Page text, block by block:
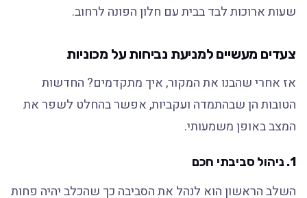
שעות ארוכות לבד בבית עם חלון הפונה לרחוב.
צעדים מעשיים למניעת נביחות על מכוניות
אז אחרי שהבנו את המקור, איך מתקדמים? החדשות
הטובות הן שבהתמדה ועקביות, אפשר בהחלט לשפר את
המצב באופן משמעותי.
1. ניהול סביבתי חכם
השלב הראשון הוא לנהל את הסביבה כך שהכלב יהיה פחות